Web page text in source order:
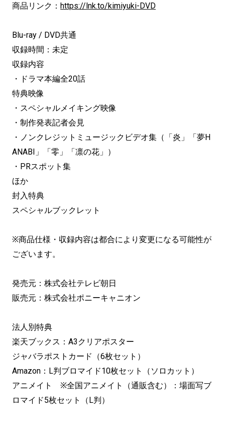
商品リンク： https://lnk.to/kimiyuki-DVD
Blu-ray / DVD共通
収録時間：未定
収録内容
・ドラマ本編全20話
特典映像
・スペシャルメイキング映像
・制作発表記者会見
・ノンクレジットミュージックビデオ集（「炎」「夢H
ANABI」「零」「凛の花」）
・PRスポット集
ほか
封入特典
スペシャルブックレット
※商品仕様・収録内容は都合により変更になる可能性が
ございます。
発売元：株式会社テレビ朝日
販売元：株式会社ポニーキャニオン
法人別特典
楽天ブックス：A3クリアポスター
ジャバラポストカード（6枚セット）
Amazon：L判ブロマイド10枚セット（ソロカット）
アニメイト ※全国アニメイト（通販含む）：場面写ブ
ロマイド5枚セット（L判）